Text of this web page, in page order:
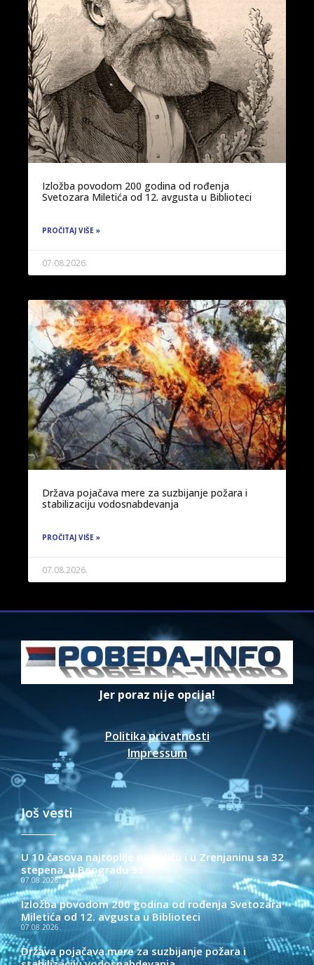
Izložba povodom 200 godina od rođenja
Svetozara Miletića od 12. avgusta u Biblioteci
PROČITAJ VIŠE »
07.08.2026.
Država pojačava mere za suzbijanje požara i
stabilizaciju vodosnabdevanja
PROČITAJ VIŠE »
07.08.2026.
Jer poraz nije opcija!
Politika privatnosti
Impressum
Još vesti
U 10 časova najtoplije na Paliću i u Zrenjaninu sa 32
stepena, u Beogradu 31
07.08.2026.
Izložba povodom 200 godina od rođenja Svetozara
Miletića od 12. avgusta u Biblioteci
07.08.2026.
Država pojačava mere za suzbijanje požara i